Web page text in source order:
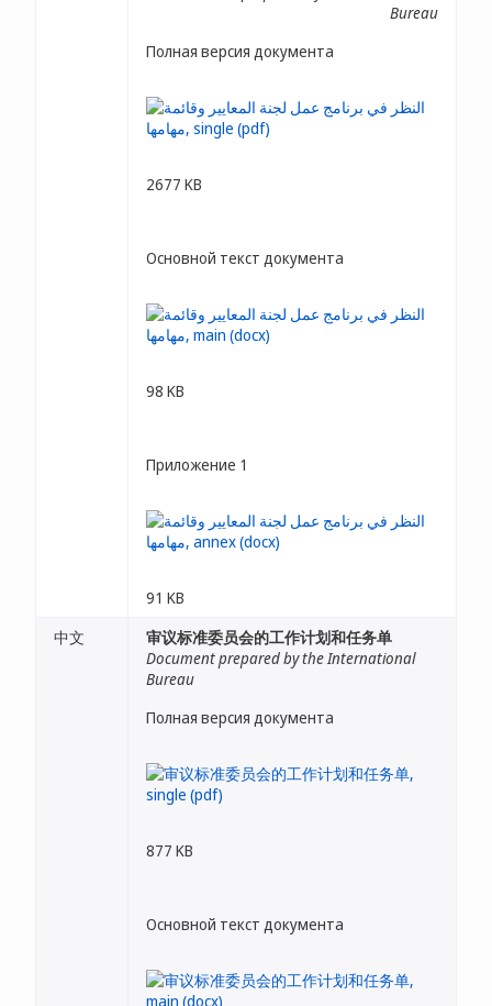
Bureau
Полная версия документа
2677 KB
Основной текст документа
98 KB
Приложение 1
91 KB
中文
审议标准委员会的工作计划和任务单
Document prepared by the International
Bureau
Полная версия документа
877 KB
Основной текст документа